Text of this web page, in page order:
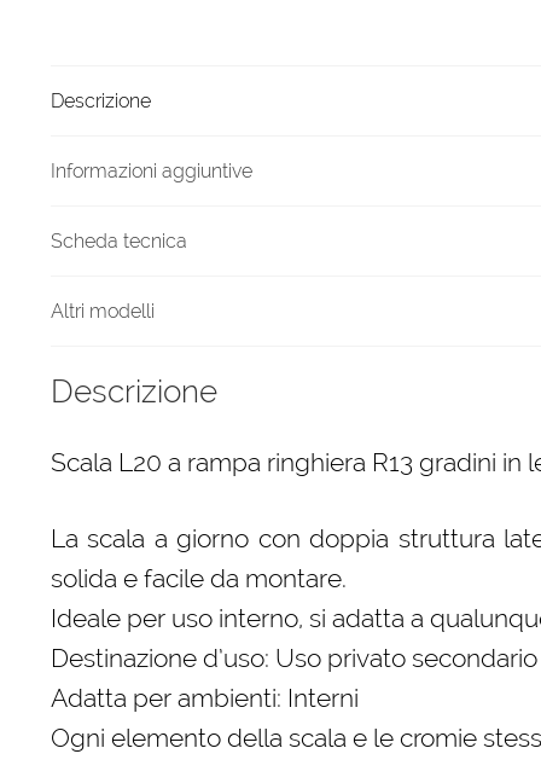
1000
quantità
Descrizione
Informazioni aggiuntive
Scheda tecnica
Altri modelli
Descrizione
Scala L20 a rampa ringhiera R13 gradini in
La scala a giorno con doppia struttura
solida e facile da montare.
Ideale per uso interno, si adatta a
Destinazione d’uso: Uso privato secondario
Adatta per ambienti: Interni
Ogni elemento della scala e le cromie